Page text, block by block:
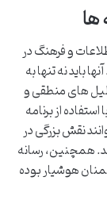
و فرهنگ در
باید نه تنها به
های منطقی و
از برنامه
نقش بزرگی در
همچنین، رسانه
هوشیار بوده